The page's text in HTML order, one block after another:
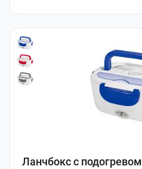
Ланчбокс с подогревом